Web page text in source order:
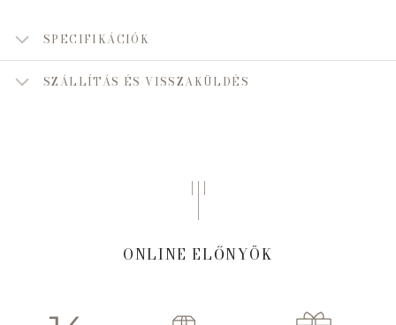
SPECIFIKÁCIÓK
SZÁLLÍTÁS ÉS VISSZAKÜLDÉS
ONLINE ELŐNYÖK